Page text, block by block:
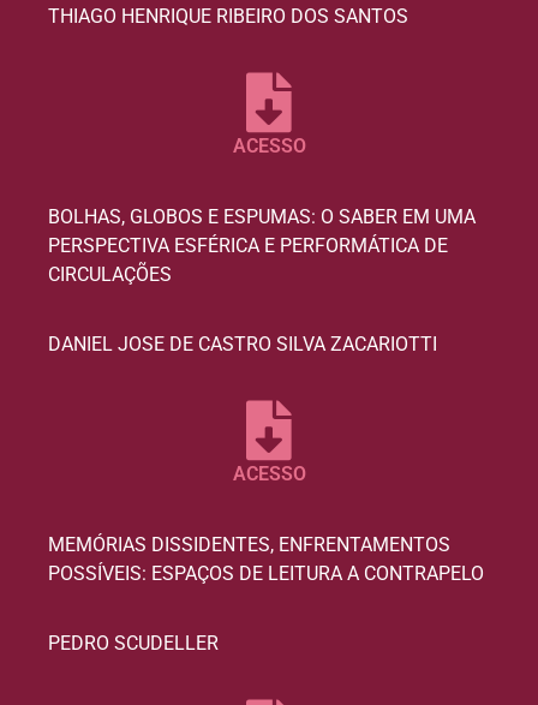
THIAGO HENRIQUE RIBEIRO DOS SANTOS
ACESSO
BOLHAS, GLOBOS E ESPUMAS: O SABER EM UMA
PERSPECTIVA ESFÉRICA E PERFORMÁTICA DE
CIRCULAÇÕES
DANIEL JOSE DE CASTRO SILVA ZACARIOTTI
ACESSO
MEMÓRIAS DISSIDENTES, ENFRENTAMENTOS
POSSÍVEIS: ESPAÇOS DE LEITURA A CONTRAPELO
PEDRO SCUDELLER